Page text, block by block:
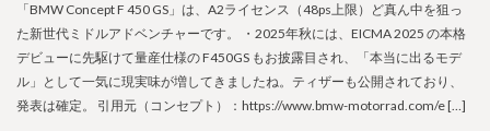
「BMW Concept F 450 GS」は、A2ライセンス（48ps上限）ど真ん中を狙っ
た新世代ミドルアドベンチャーです。 ・2025年秋には、EICMA 2025 の本格
デビューに先駆けて量産仕様の F450GS もお披露目され、「本当に出るモデ
ル」として一気に現実味が増してきましたね。ティザーも公開されており、
発表は確定。 引用元（コンセプト）：https://www.bmw-motorrad.com/e […]